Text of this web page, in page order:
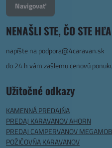
Navigovať
NENAŠLI STE, ČO STE
napíšte napodpora@4caravan.sk
do 24 h vám zašlemu cenovú
Užitočné odkazy
KAMENNÁ PREDAJŇA
PREDAJ KARAVANOV AHORN
PREDAJ CAMPERVANOV
POŽIČOVŇA KARAVANOV